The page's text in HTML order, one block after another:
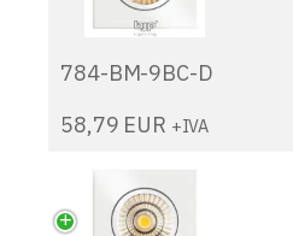
784-BM-9BC-D
58,79 EUR +IVA